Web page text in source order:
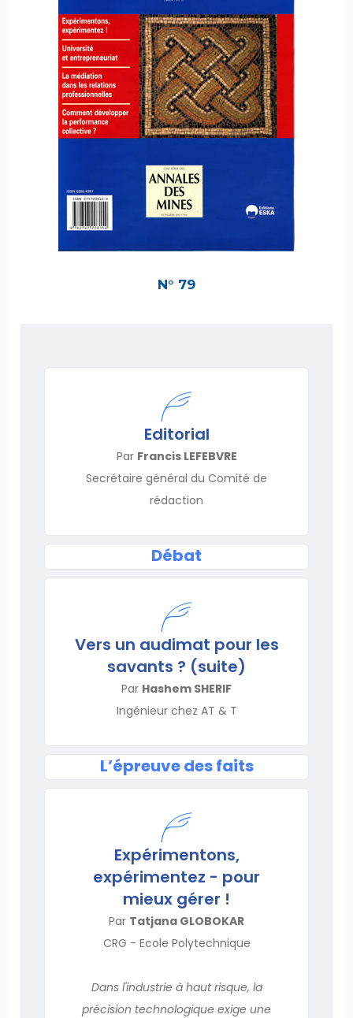
N° 79
Editorial
Par Francis LEFEBVRE
Secrétaire général du Comité de
rédaction
Débat
Vers un audimat pour les
savants ? (suite)
Par Hashem SHERIF
Ingénieur chez AT & T
L’épreuve des faits
Expérimentons,
expérimentez - pour
mieux gérer !
Par Tatjana GLOBOKAR
CRG - Ecole Polytechnique
Dans l'industrie à haut risque, la
précision technologique exige une